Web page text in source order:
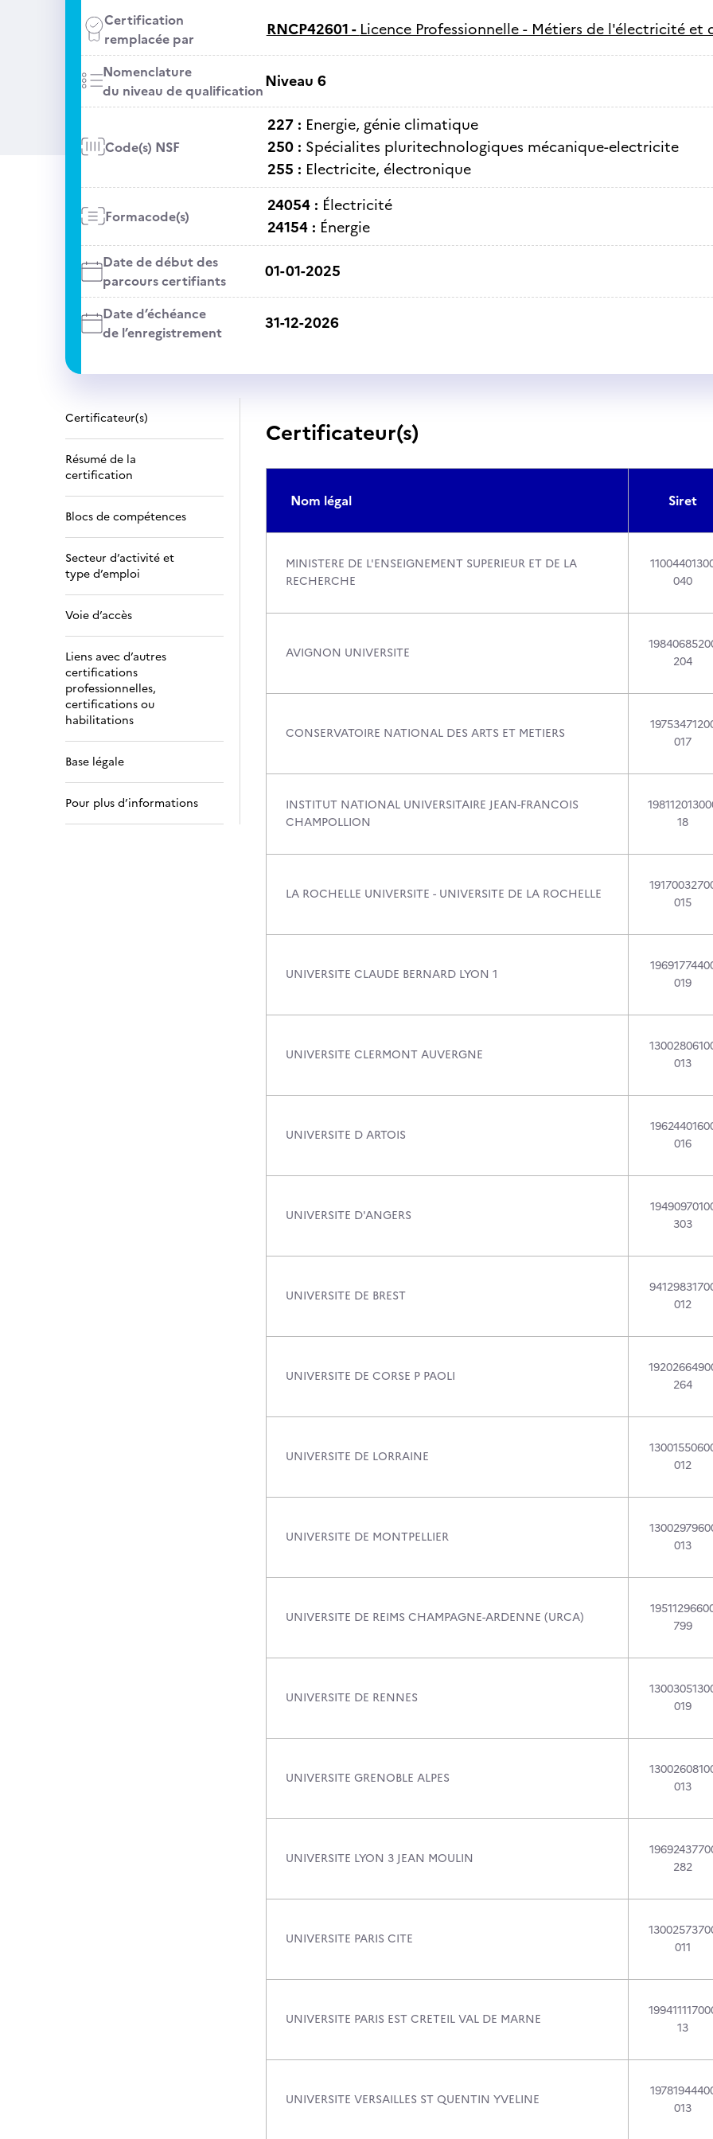
Certification
remplacée par
RNCP42601 - Licence Professionnelle - Métiers de l'électricité et
Nomenclature
du niveau de qualificationNiveau 6
Code(s) NSF
227 : Energie, génie climatique
250 : Spécialites pluritechnologiques mécanique-electricite
255 : Electricite, électronique
Formacode(s)
24054 : Électricité
24154 : Énergie
Date de début des
parcours certifiants
01-01-2025
Date d’échéance
de l’enregistrement
31-12-2026
Certificateur(s)
Résumé de la
certification
Blocs de compétences
Secteur d’activité et
type d’emploi
Voie d’accès
Liens avec d’autres
certifications
professionnelles,
certifications ou
habilitations
Base légale
Pour plus d’informations
Certificateur(s)
Nom légal Siret
MINISTERE DE L'ENSEIGNEMENT SUPERIEUR ET DE LA
RECHERCHE
040
AVIGNON UNIVERSITE
204
CONSERVATOIRE NATIONAL DES ARTS ET METIERS
017
INSTITUT NATIONAL UNIVERSITAIRE JEAN-FRANCOIS
CHAMPOLLION
18
LA ROCHELLE UNIVERSITE - UNIVERSITE DE LA ROCHELLE
015
UNIVERSITE CLAUDE BERNARD LYON 1
019
UNIVERSITE CLERMONT AUVERGNE
013
UNIVERSITE D ARTOIS
016
UNIVERSITE D'ANGERS
303
UNIVERSITE DE BREST
012
UNIVERSITE DE CORSE P PAOLI
264
UNIVERSITE DE LORRAINE
012
UNIVERSITE DE MONTPELLIER
013
UNIVERSITE DE REIMS CHAMPAGNE-ARDENNE (URCA)
799
UNIVERSITE DE RENNES
019
UNIVERSITE GRENOBLE ALPES
013
UNIVERSITE LYON 3 JEAN MOULIN
282
UNIVERSITE PARIS CITE
011
UNIVERSITE PARIS EST CRETEIL VAL DE MARNE
13
UNIVERSITE VERSAILLES ST QUENTIN YVELINE
013